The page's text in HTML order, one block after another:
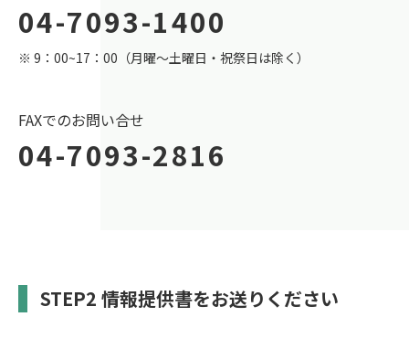
04-7093-1400
※ 9：00~17：00（月曜～土曜日・祝祭日は除く）
FAXでのお問い合せ
04-7093-2816
STEP2 情報提供書をお送りください